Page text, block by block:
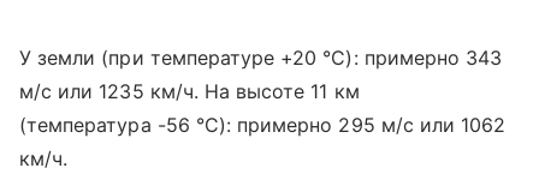
У земли (при температуре +20 °C): примерно 343
м/с или 1235 км/ч. На высоте 11 км
(температура -56 °C): примерно 295 м/с или 1062
км/ч.